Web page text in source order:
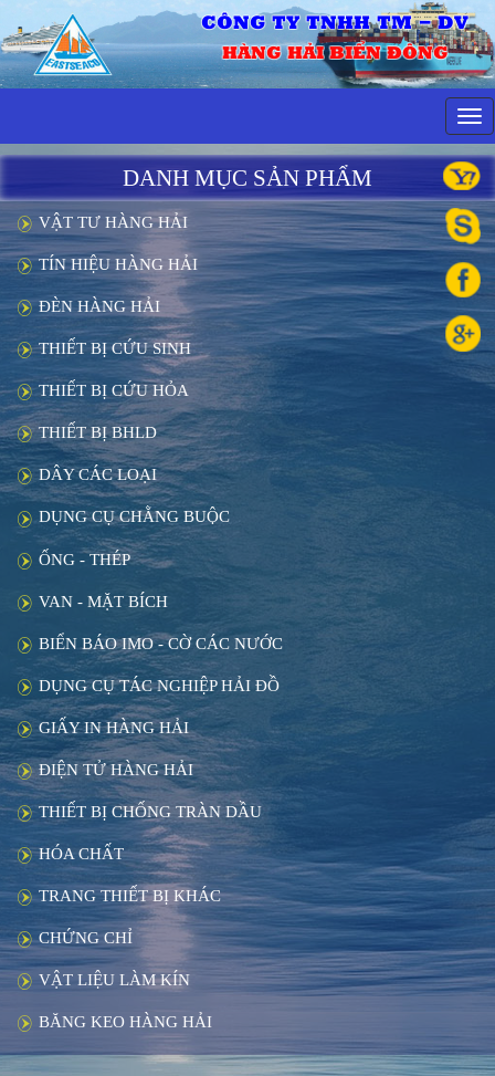
CÔNG TY TNHH TM - DV
HÀNG HẢI BIỂN ĐÔNG
DANH MỤC SẢN PHẨM
VẬT TƯ HÀNG HẢI
TÍN HIỆU HÀNG HẢI
ĐÈN HÀNG HẢI
THIẾT BỊ CỨU SINH
THIẾT BỊ CỨU HỎA
THIẾT BỊ BHLD
DÂY CÁC LOẠI
DỤNG CỤ CHẰNG BUỘC
ỐNG - THÉP
VAN - MẶT BÍCH
BIỂN BÁO IMO - CỜ CÁC NƯỚC
DỤNG CỤ TÁC NGHIỆP HẢI ĐỒ
GIẤY IN HÀNG HẢI
ĐIỆN TỬ HÀNG HẢI
THIẾT BỊ CHỐNG TRÀN DẦU
HÓA CHẤT
TRANG THIẾT BỊ KHÁC
CHỨNG CHỈ
VẬT LIỆU LÀM KÍN
BĂNG KEO HÀNG HẢI